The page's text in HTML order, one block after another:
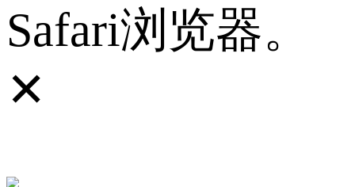
Safari浏览器。
✕